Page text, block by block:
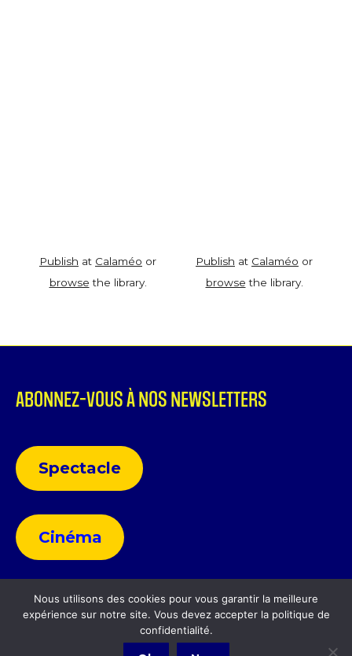
Publish at Calaméo or
browse the library.
Publish at Calaméo or
browse the library.
ABONNEZ-VOUS À NOS NEWSLETTERS
Spectacle
Cinéma
Politique de confidentialité
Nous utilisons des cookies pour vous garantir la meilleure
expérience sur notre site. Vous devez accepter la politique de
confidentialité.